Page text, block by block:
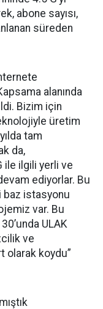
abone sayısı,
süreden
alanında
Bizim için
üretim
tam
da,
ile ilgili yerli ve
ediyorlar. Bu
baz istasyonu
var. Bu
ULAK
ve
olarak koydu”